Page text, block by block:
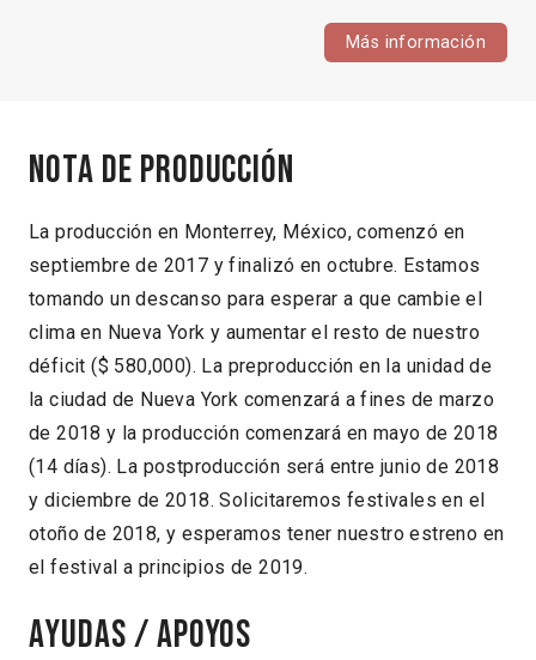
Más información
Nota de producción
La producción en Monterrey, México, comenzó en
septiembre de 2017 y finalizó en octubre. Estamos
tomando un descanso para esperar a que cambie el
clima en Nueva York y aumentar el resto de nuestro
déficit ($ 580,000). La preproducción en la unidad de
la ciudad de Nueva York comenzará a fines de marzo
de 2018 y la producción comenzará en mayo de 2018
(14 días). La postproducción será entre junio de 2018
y diciembre de 2018. Solicitaremos festivales en el
otoño de 2018, y esperamos tener nuestro estreno en
el festival a principios de 2019.
Ayudas / Apoyos